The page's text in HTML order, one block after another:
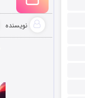
نویسنده